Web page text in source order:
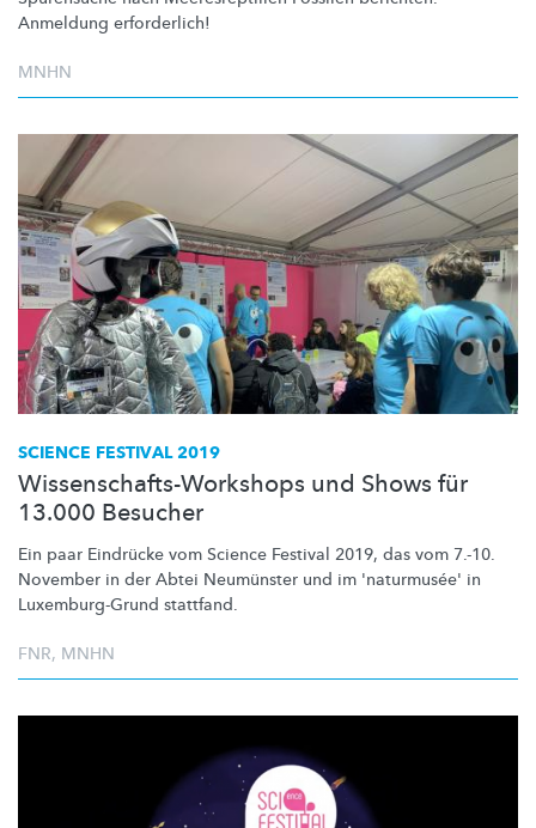
Anmeldung erforderlich!
MNHN
SCIENCE FESTIVAL 2019
Wissenschafts-Workshops und Shows für
13.000 Besucher
Ein paar Eindrücke vom Science Festival 2019, das vom 7.-10.
November in der Abtei Neumünster und im 'naturmusée' in
Luxemburg-Grund stattfand.
FNR, MNHN